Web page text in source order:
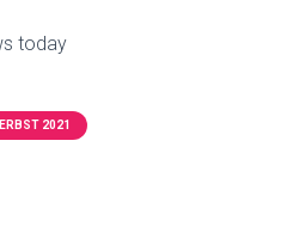
today
2021